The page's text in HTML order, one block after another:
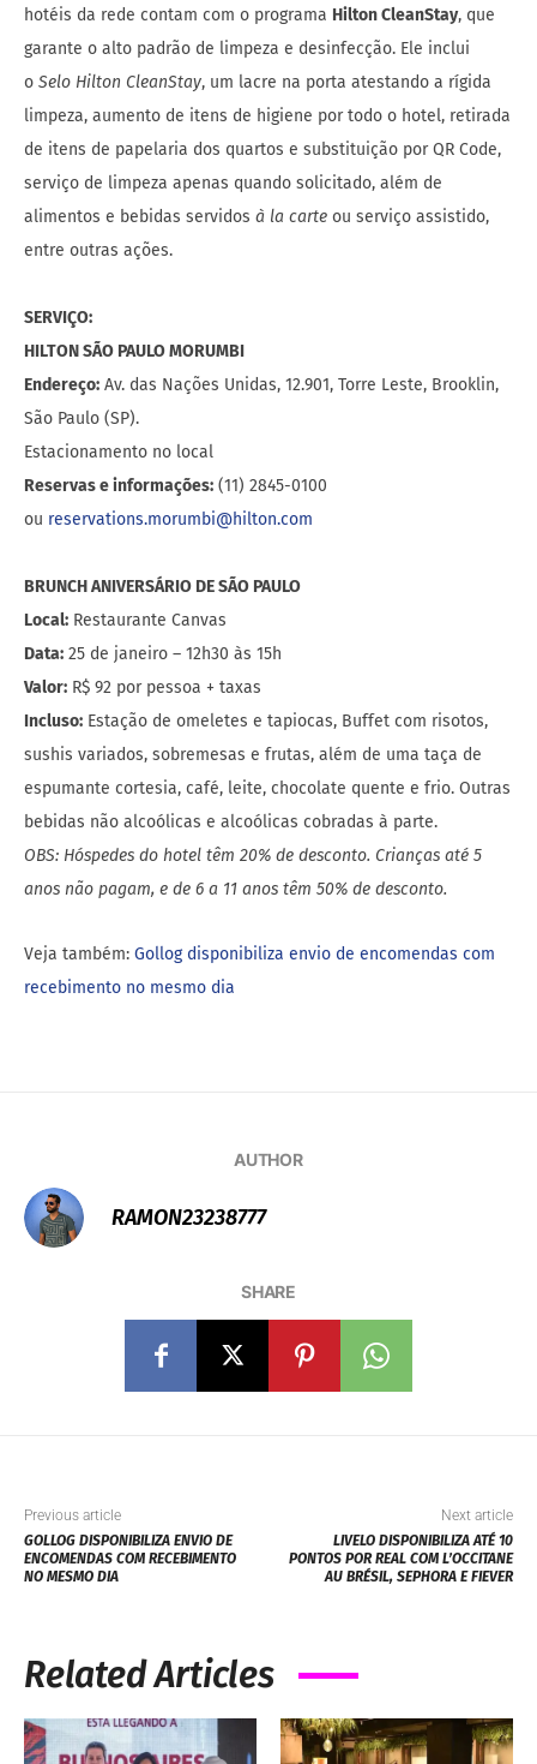
hotéis da rede contam com o programa Hilton CleanStay, que
garante o alto padrão de limpeza e desinfecção. Ele inclui
o Selo Hilton CleanStay, um lacre na porta atestando a rígida
limpeza, aumento de itens de higiene por todo o hotel, retirada
de itens de papelaria dos quartos e substituição por QR Code,
serviço de limpeza apenas quando solicitado, além de
alimentos e bebidas servidos à la carte ou serviço assistido,
entre outras ações.
SERVIÇO:
HILTON SÃO PAULO MORUMBI
Endereço: Av. das Nações Unidas, 12.901, Torre Leste, Brooklin,
São Paulo (SP).
Estacionamento no local
Reservas e informações: (11) 2845-0100
ou reservations.morumbi@hilton.com
BRUNCH ANIVERSÁRIO DE SÃO PAULO
Local: Restaurante Canvas
Data: 25 de janeiro – 12h30 às 15h
Valor: R$ 92 por pessoa + taxas
Incluso: Estação de omeletes e tapiocas, Buffet com risotos,
sushis variados, sobremesas e frutas, além de uma taça de
espumante cortesia, café, leite, chocolate quente e frio. Outras
bebidas não alcoólicas e alcoólicas cobradas à parte.
OBS: Hóspedes do hotel têm 20% de desconto. Crianças até 5
anos não pagam, e de 6 a 11 anos têm 50% de desconto.
Veja também: Gollog disponibiliza envio de encomendas com
recebimento no mesmo dia
AUTHOR
RAMON23238777
SHARE
Previous article
GOLLOG DISPONIBILIZA ENVIO DE
ENCOMENDAS COM RECEBIMENTO
NO MESMO DIA
Next article
LIVELO DISPONIBILIZA ATÉ 10
PONTOS POR REAL COM L’OCCITANE
AU BRÉSIL, SEPHORA E FIEVER
Related Articles